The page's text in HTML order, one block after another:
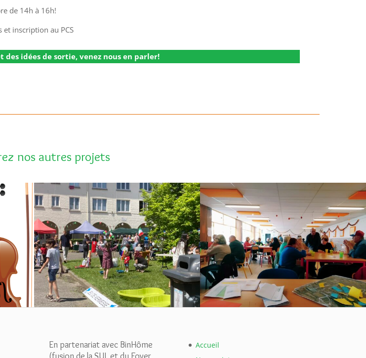
de 14h à 16h!
inscription au PCS
des idées de sortie, venez nous en parler!
nos autres projets
Homborch en fête 2023 POW WOW : retour
En partenariat avec BinHôme
Accueil